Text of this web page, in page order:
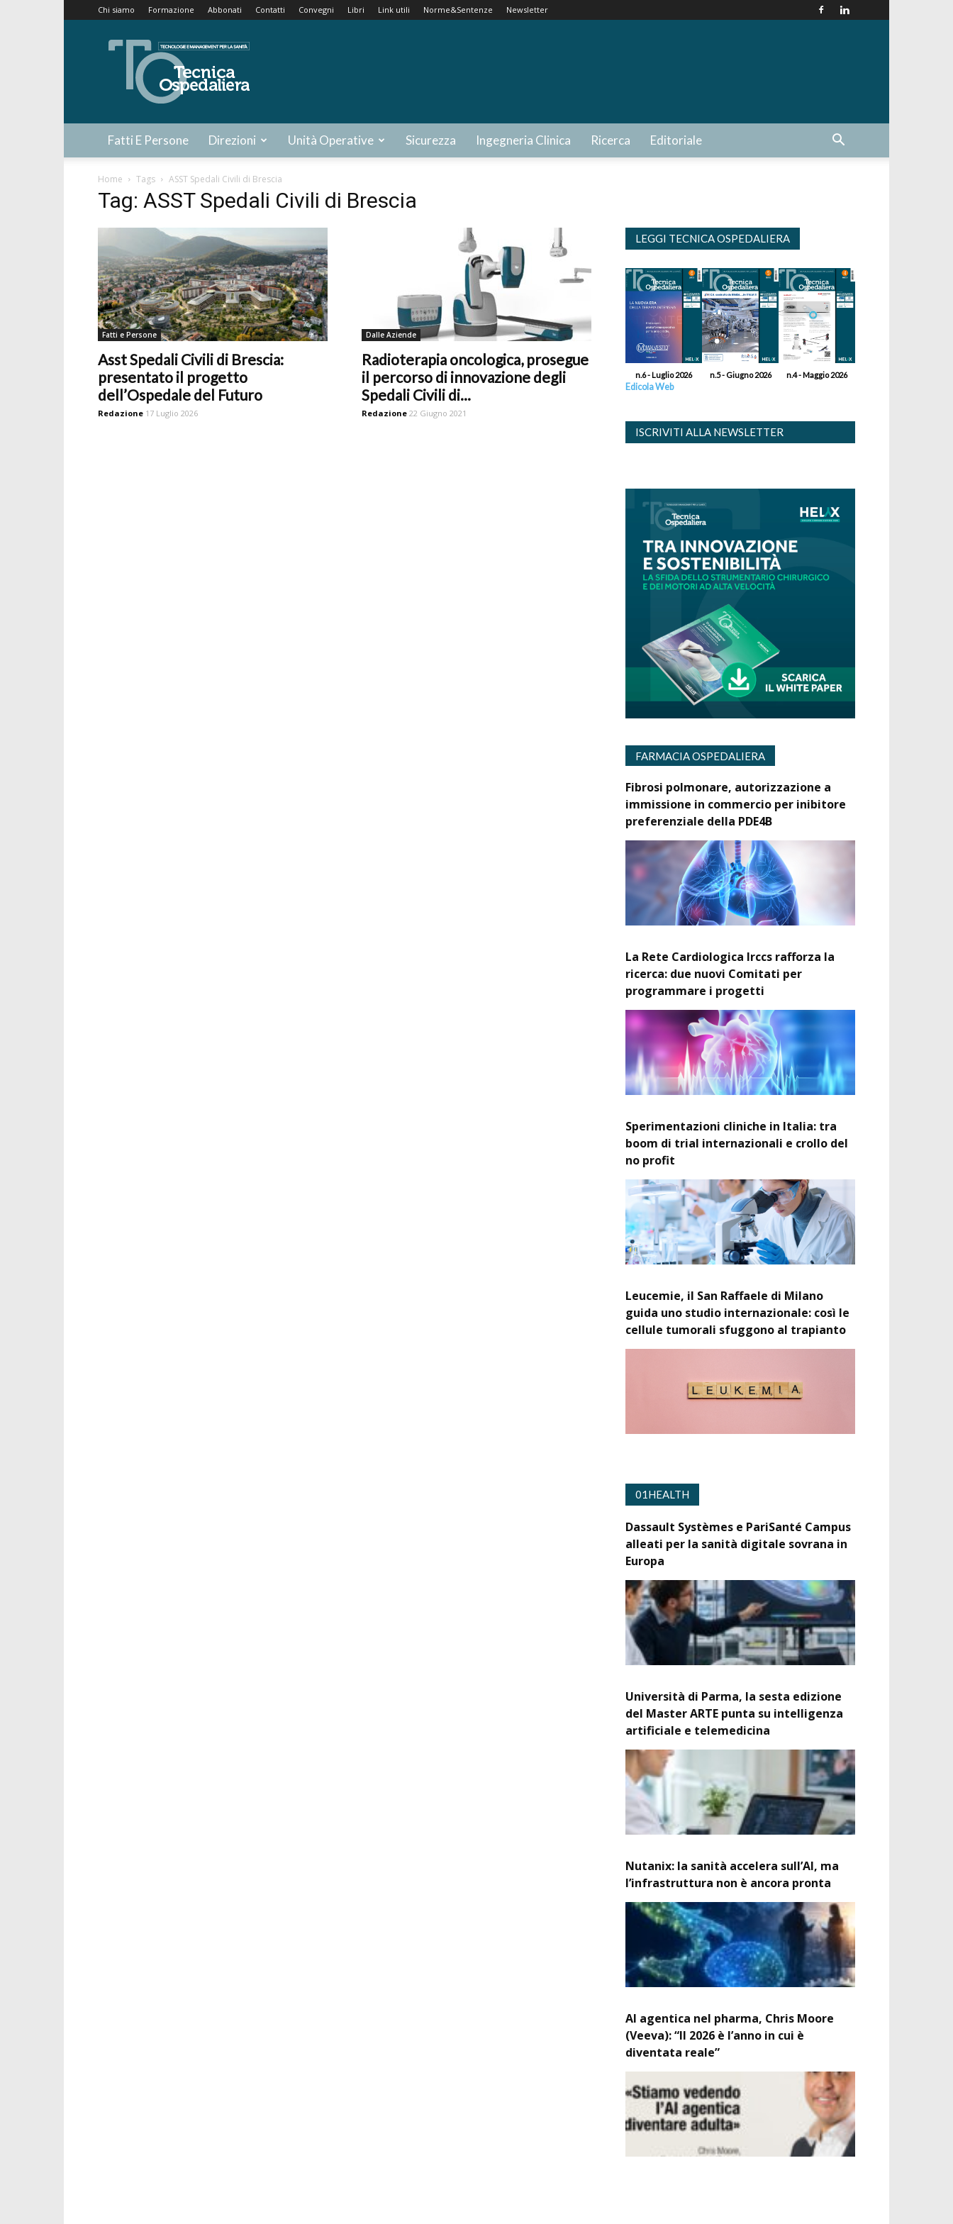
Chi siamo Formazione Abbonati Contatti Convegni Libri Link utili Norme&Sentenze Newsletter
Tecnica
Ospedaliera
Fatti E Persone Direzioni Unità Operative Sicurezza Ingegneria Clinica Ricerca Editoriale
Home Tags ASST Spedali Civili di Brescia
Tag: ASST Spedali Civili di Brescia
Fatti e Persone
Asst Spedali Civili di Brescia:
presentato il progetto
dell’Ospedale del Futuro
Redazione 17 Luglio 2026
Dalle Aziende
Radioterapia oncologica, prosegue
il percorso di innovazione degli
Spedali Civili di...
Redazione 22 Giugno 2021
LEGGI TECNICA OSPEDALIERA
n.6 - Luglio 2026 n.5 - Giugno 2026 n.4 - Maggio 2026
Edicola Web
ISCRIVITI ALLA NEWSLETTER
FARMACIA OSPEDALIERA
Fibrosi polmonare, autorizzazione a
immissione in commercio per inibitore
preferenziale della PDE4B
La Rete Cardiologica Irccs rafforza la
ricerca: due nuovi Comitati per
programmare i progetti
Sperimentazioni cliniche in Italia: tra
boom di trial internazionali e crollo del
no profit
Leucemie, il San Raffaele di Milano
guida uno studio internazionale: così le
cellule tumorali sfuggono al trapianto
01HEALTH
Dassault Systèmes e PariSanté Campus
alleati per la sanità digitale sovrana in
Europa
Università di Parma, la sesta edizione
del Master ARTE punta su intelligenza
artificiale e telemedicina
Nutanix: la sanità accelera sull’AI, ma
l’infrastruttura non è ancora pronta
AI agentica nel pharma, Chris Moore
(Veeva): “Il 2026 è l’anno in cui è
diventata reale”